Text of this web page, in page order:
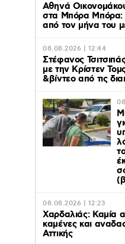
Αθηνά
στα Μπόρα Μπόρα:
από τον μήνα του
08.08.2026 | 12:44
Στέφανος
με την Κρίστεν
&βίντεο από τις
08.08.2026 | 12:23
Χαρδαλιάς: Καμία
καμένες και
Αττικής